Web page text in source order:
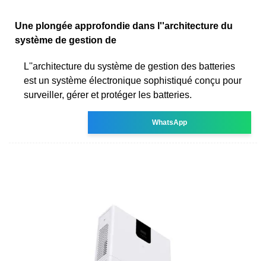
Une plongée approfondie dans l''architecture du
système de gestion de
L''architecture du système de gestion des batteries
est un système électronique sophistiqué conçu pour
surveiller, gérer et protéger les batteries.
WhatsApp